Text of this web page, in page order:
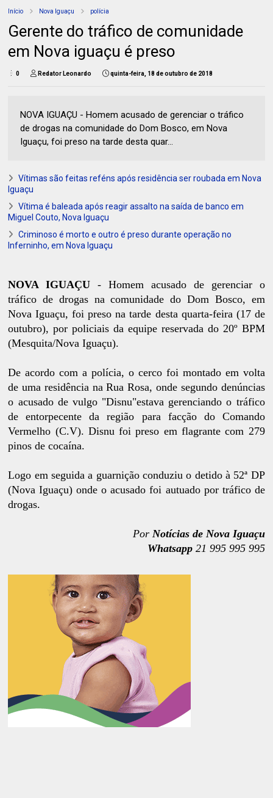
Início Nova Iguaçu polícia
Gerente do tráfico de comunidade
em Nova iguaçu é preso
0 Redator Leonardo quinta-feira, 18 de outubro de 2018
NOVA IGUAÇU - Homem acusado de gerenciar o tráfico
de drogas na comunidade do Dom Bosco, em Nova
Iguaçu, foi preso na tarde desta quar...
Vítimas são feitas reféns após residência ser roubada em Nova
Iguaçu
Vítima é baleada após reagir assalto na saída de banco em
Miguel Couto, Nova Iguaçu
Criminoso é morto e outro é preso durante operação no
Inferninho, em Nova Iguaçu
NOVA IGUAÇU - Homem acusado de gerenciar o
tráfico de drogas na comunidade do Dom Bosco, em
Nova Iguaçu, foi preso na tarde desta quarta-feira (17 de
outubro), por policiais da equipe reservada do 20º BPM
(Mesquita/Nova Iguaçu).
De acordo com a polícia, o cerco foi montado em volta
de uma residência na Rua Rosa, onde segundo denúncias
o acusado de vulgo "Disnu"estava gerenciando o tráfico
de entorpecente da região para facção do Comando
Vermelho (C.V). Disnu foi preso em flagrante com 279
pinos de cocaína.
Logo em seguida a guarnição conduziu o detido à 52ª DP
(Nova Iguaçu) onde o acusado foi autuado por tráfico de
drogas.
Por Notícias de Nova Iguaçu
Whatsapp 21 995 995 995